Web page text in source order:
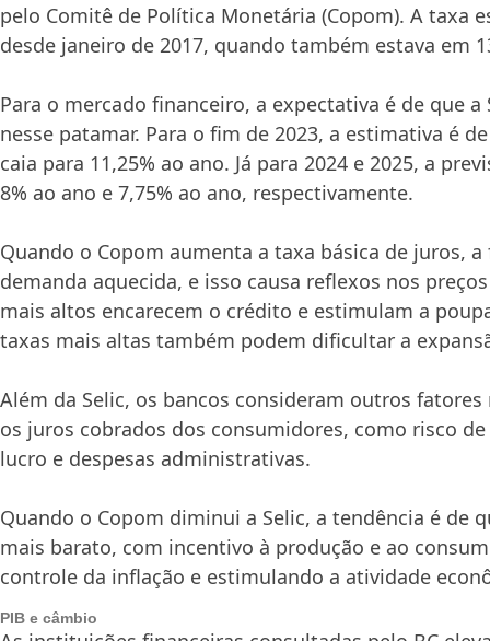
pelo Comitê de Política Monetária (Copom). A taxa
desde janeiro de 2017, quando também estava em
Para o mercado financeiro, a expectativa é de que a
nesse patamar. Para o fim de 2023, a estimativa é
caia para 11,25% ao ano. Já para 2024 e 2025, a
8% ao ano e 7,75% ao ano, respectivamente.
Quando o Copom aumenta a taxa básica de juros,
demanda aquecida, e isso causa reflexos nos
mais altos encarecem o crédito e estimulam a
taxas mais altas também podem dificultar a
Além da Selic, os bancos consideram outros
os juros cobrados dos consumidores, como risco
lucro e despesas administrativas.
Quando o Copom diminui a Selic, a tendência é de
mais barato, com incentivo à produção e ao
controle da inflação e estimulando a atividade
PIB e câmbio